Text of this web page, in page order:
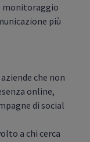
monitoraggio
più
che non
online,
di social
a chi cerca